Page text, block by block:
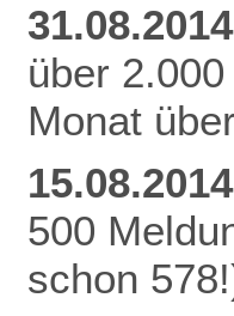
31.08.2014
über
Monat
15.08.2014
500
schon